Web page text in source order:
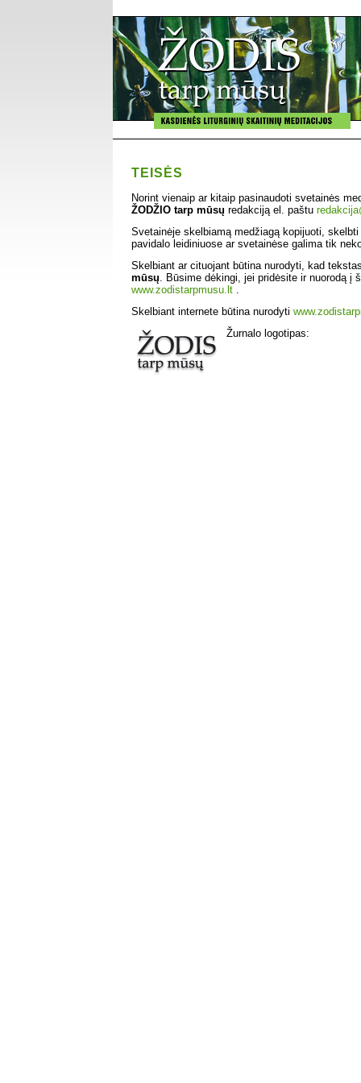
TEISĖS
Norint vienaip ar kitaip pasinaudoti svetainės
ŽODŽIO tarp mūsų redakciją el. paštu
Svetainėje skelbiamą medžiagą kopijuoti,
pavidalo leidiniuose ar svetainėse galima tik
Skelbiant ar cituojant būtina nurodyti, kad
mūsų . Būsime dėkingi, jei pridėsite ir nuorodą į
www.zodistarpmusu.lt
Skelbiant internete būtina nurodyti
Žurnalo logotipas: